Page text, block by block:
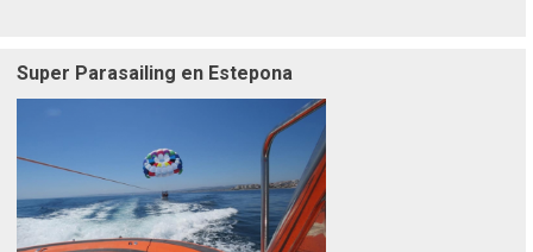
Super Parasailing en Estepona